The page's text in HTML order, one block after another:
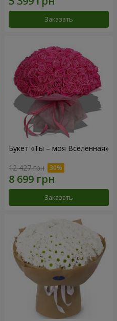
Заказать
Букет «Ты – моя Вселенная»
12 427 грн
Заказать